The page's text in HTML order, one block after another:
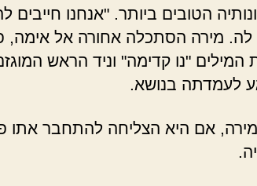
הטובים ביותר. "אנחנו חייבים
לה. מירה הסתכלה אחורה אל אימה,
"נו קדימה" וניד הראש
לעמדתה בנושא.
אם היא הצליחה להתחבר